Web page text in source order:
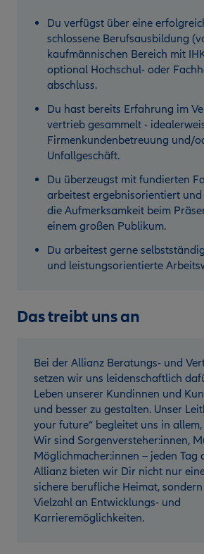
Du verfügst über eine
schlossene Berufsausbildung
kaufmännischen Bereich mit
optional Hochschul- oder
abschluss.
Du hast bereits Erfahrung im
vertrieb gesammelt -
Firmenkundenbetreuung und/
Unfallgeschäft.
Du überzeugst mit fundierten
arbeitest ergebnisorientiert und
die Aufmerksamkeit beim
einem großen Publikum.
Du arbeitest gerne
und leistungsorientierte
Das treibt uns an
Bei der Allianz Beratungs- und
setzen wir uns leidenschaftlich
Leben unserer Kundinnen und
und besser zu gestalten. Unser
your future“ begleitet uns in
Wir sind Sorgenversteher:innen,
Möglichmacher:innen – jeden Tag
Allianz bieten wir Dir nicht nur
sichere berufliche Heimat,
Vielzahl an Entwicklungs- und
Karrieremöglichkeiten.